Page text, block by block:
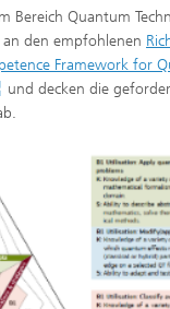
Bereich Quantum
den empfohlenen
Framework for
und decken die